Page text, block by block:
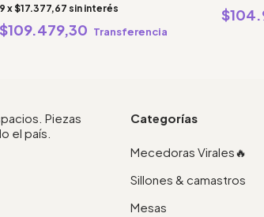
9 x$17.377,67 sin interés
$109.479,30 Transferencia
Piezas
el país.
Categorías
Mecedoras Virales🔥
Sillones & camastros
Mesas